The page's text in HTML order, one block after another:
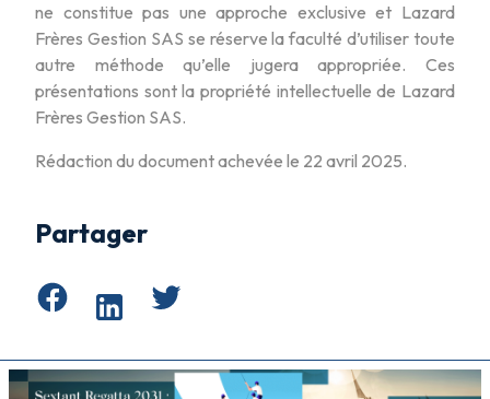
ne constitue pas une approche exclusive et Lazard
Frères Gestion SAS se réserve la faculté d’utiliser toute
autre méthode qu’elle jugera appropriée. Ces
présentations sont la propriété intellectuelle de Lazard
Frères Gestion SAS.
Rédaction du document achevée le 22 avril 2025.
Partager